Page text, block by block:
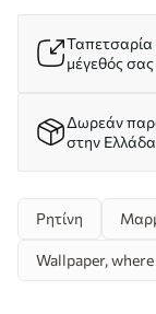
Ταπετσαρία
μέγεθός σας
Δωρεάν
στην Ελλάδα
Ρητίνη
Wallpaper,